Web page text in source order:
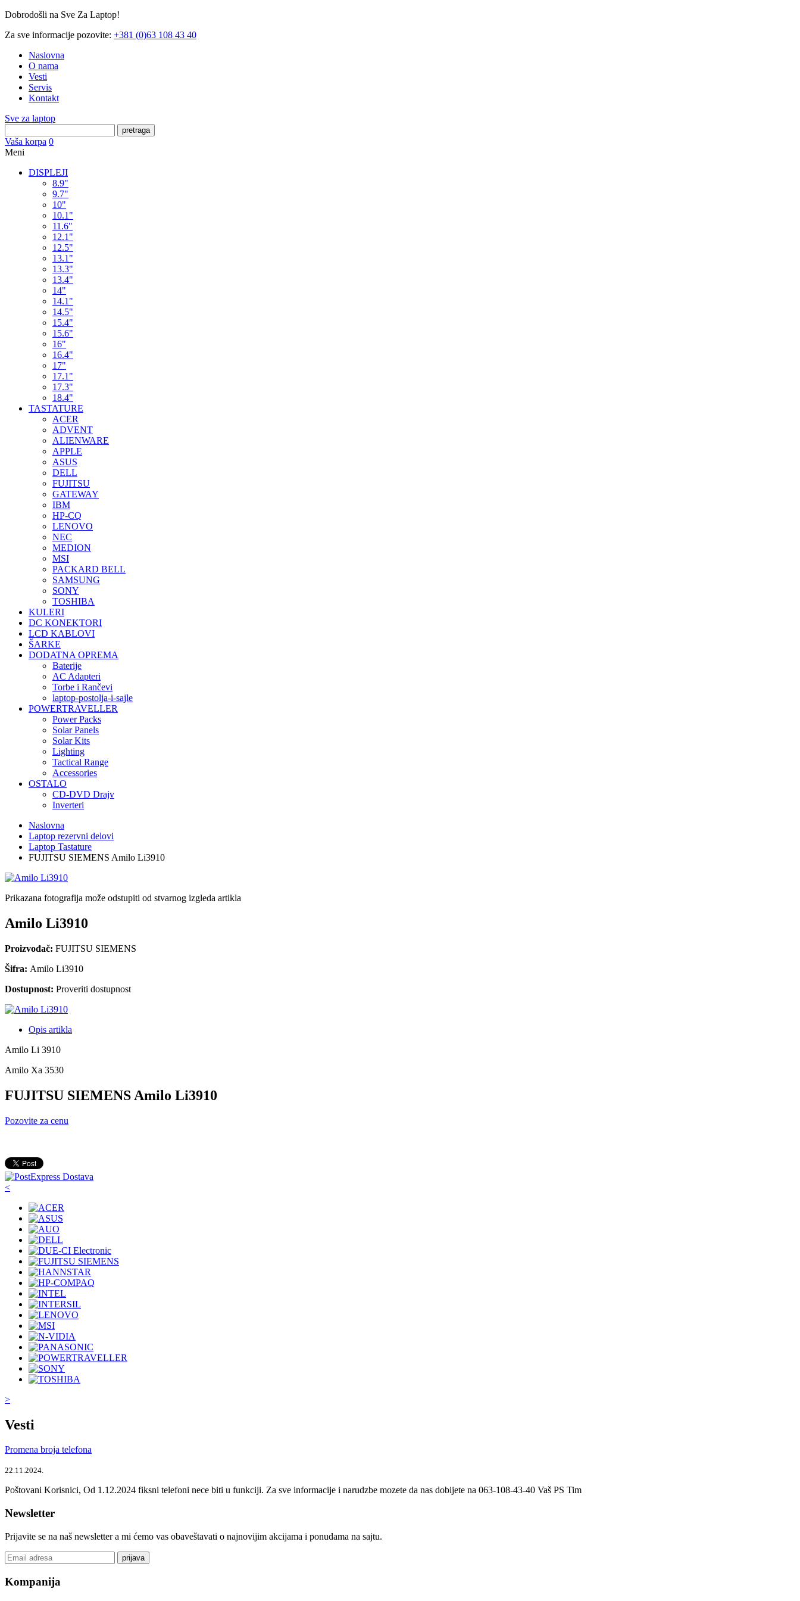
Dobrodošli na Sve Za Laptop!
Za sve informacije pozovite: +381 (0)63 108 43 40
Naslovna
O nama
Vesti
Servis
Kontakt
Sve za laptop
pretraga
Vaša korpa 0
Meni
DISPLEJI
8.9"
9.7"
10"
10.1"
11.6"
12.1"
12.5"
13.1"
13.3"
13.4"
14"
14.1"
14.5"
15.4"
15.6"
16"
16.4"
17"
17.1"
17.3"
18.4"
TASTATURE
ACER
ADVENT
ALIENWARE
APPLE
ASUS
DELL
FUJITSU
GATEWAY
IBM
HP-CQ
LENOVO
NEC
MEDION
MSI
PACKARD BELL
SAMSUNG
SONY
TOSHIBA
KULERI
DC KONEKTORI
LCD KABLOVI
ŠARKE
DODATNA OPREMA
Baterije
AC Adapteri
Torbe i Rančevi
laptop-postolja-i-sajle
POWERTRAVELLER
Power Packs
Solar Panels
Solar Kits
Lighting
Tactical Range
Accessories
OSTALO
CD-DVD Drajv
Inverteri
Naslovna
Laptop rezervni delovi
Laptop Tastature
FUJITSU SIEMENS Amilo Li3910
Prikazana fotografija može odstupiti od stvarnog izgleda artikla
Amilo Li3910
Proizvođač: FUJITSU SIEMENS
Šifra: Amilo Li3910
Dostupnost: Proveriti dostupnost
Opis artikla
Amilo Li 3910
Amilo Xa 3530
FUJITSU SIEMENS Amilo Li3910
Pozovite za cenu
<
>
Vesti
Promena broja telefona
22.11.2024.
Poštovani Korisnici, Od 1.12.2024 fiksni telefoni nece biti u funkciji. Za sve informacije i narudzbe mozete da nas dobijete na 063-108-43-40 Vaš PS Tim
Newsletter
Prijavite se na naš newsletter a mi ćemo vas obaveštavati o najnovijim akcijama i ponudama na sajtu.
prijava
Kompanija